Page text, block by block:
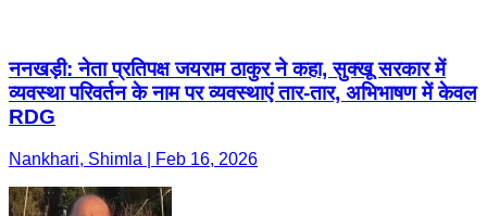
ननखड़ी: नेता प्रतिपक्ष जयराम ठाकुर ने कहा, सुक्खू सरकार में
व्यवस्था परिवर्तन के नाम पर व्यवस्थाएं तार-तार, अभिभाषण में केवल
RDG
Nankhari, Shimla | Feb 16, 2026